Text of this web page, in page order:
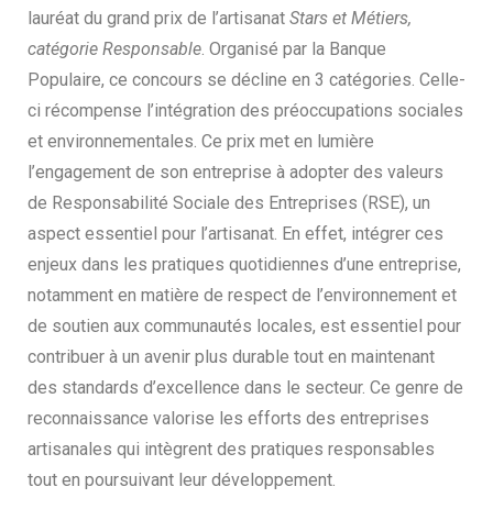
lauréat du grand prix de l’artisanat Stars et Métiers,
catégorie Responsable. Organisé par la Banque
Populaire, ce concours se décline en 3 catégories. Celle-
ci récompense l’intégration des préoccupations sociales
et environnementales. Ce prix met en lumière
l’engagement de son entreprise à adopter des valeurs
de Responsabilité Sociale des Entreprises (RSE), un
aspect essentiel pour l’artisanat. En effet, intégrer ces
enjeux dans les pratiques quotidiennes d’une entreprise,
notamment en matière de respect de l’environnement et
de soutien aux communautés locales, est essentiel pour
contribuer à un avenir plus durable tout en maintenant
des standards d’excellence dans le secteur. Ce genre de
reconnaissance valorise les efforts des entreprises
artisanales qui intègrent des pratiques responsables
tout en poursuivant leur développement.